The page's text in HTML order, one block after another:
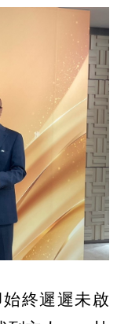
終遲遲未啟